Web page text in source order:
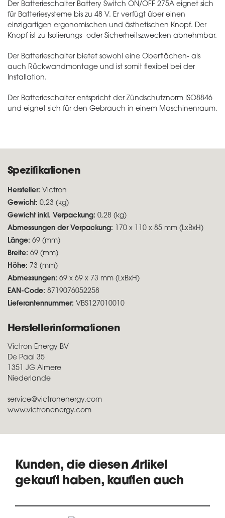
Der Batterieschalter Battery Switch ON/OFF 275A eignet sich
für Batteriesysteme bis zu 48 V. Er verfügt über einen
einzigartigen ergonomischen und ästhetischen Knopf. Der
Knopf ist zu Isolierungs- oder Sicherheitszwecken abnehmbar.
Der Batterieschalter bietet sowohl eine Oberflächen- als
auch Rückwandmontage und ist somit flexibel bei der
Installation.
Der Batterieschalter entspricht der Zündschutznorm ISO8846
und eignet sich für den Gebrauch in einem Maschinenraum.
Spezifikationen
Hersteller: Victron
Gewicht: 0,23 (kg)
Gewicht inkl. Verpackung: 0,28 (kg)
Abmessungen der Verpackung: 170 x 110 x 85 mm (LxBxH)
Länge: 69 (mm)
Breite: 69 (mm)
Höhe: 73 (mm)
Abmessungen: 69 x 69 x 73 mm (LxBxH)
EAN-Code: 8719076052258
Lieferantennummer: VBS127010010
Herstellerinformationen
Victron Energy BV
De Paal 35
1351 JG Almere
Niederlande
service@victronenergy.com
www.victronenergy.com
Kunden, die diesen Artikel
gekauft haben, kauften auch